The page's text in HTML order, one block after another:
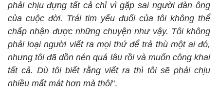
phải chịu đựng tất cả chỉ vì gặp sai người đàn ông
của cuộc đời. Trái tim yếu đuối của tôi không thể
chấp nhận được những chuyện như vậy. Tôi không
phải loại người viết ra mọi thứ để trả thù một ai đó,
nhưng tôi đã dồn nén quá lâu rồi và muốn công khai
tất cả. Dù tôi biết rằng viết ra thì tôi sẽ phải chịu
nhiều mất mát hơn mà thôi".